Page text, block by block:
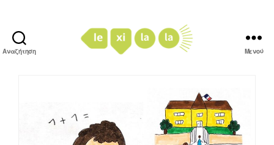
Αναζήτηση Μενού